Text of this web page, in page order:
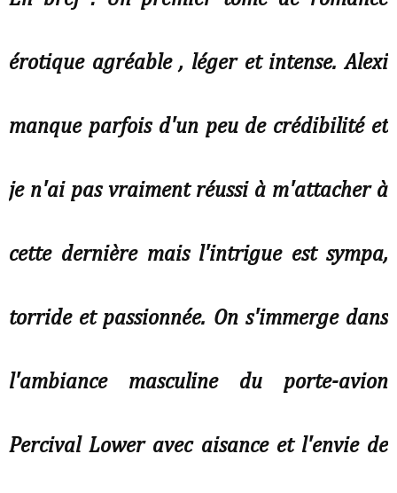
érotique agréable , léger et intense. Alexi
manque parfois d'un peu de crédibilité et
je n'ai pas vraiment réussi à m'attacher à
cette dernière mais l'intrigue est sympa,
torride et passionnée. On s'immerge dans
l'ambiance masculine du porte-avion
Percival Lower avec aisance et l'envie de